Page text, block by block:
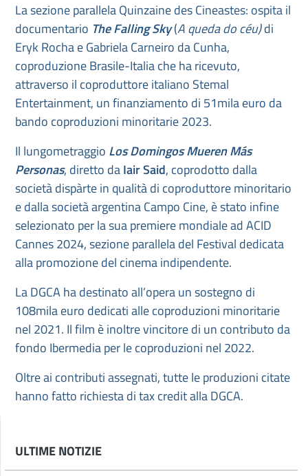
La sezione parallela Quinzaine des Cineastes: ospita il
documentario The Falling Sky(A queda do céu)di
Eryk Rocha e Gabriela Carneiro da Cunha,
coproduzione Brasile-Italia che ha ricevuto,
attraverso il coproduttore italiano Stemal
Entertainment, un finanziamento di 51mila euro da
bando coproduzioni minoritarie 2023.
Il lungometraggio Los Domingos Mueren Más
Personas, diretto daIair Said, coprodotto dalla
società dispàrte in qualità di coproduttore minoritario
e dalla società argentina Campo Cine, è stato infine
selezionato per la sua premiere mondiale ad ACID
Cannes 2024, sezione parallela del Festival dedicata
alla promozione del cinema indipendente.
La DGCA ha destinato all’opera un sostegno di
108mila euro dedicati alle coproduzioni minoritarie
nel 2021. Il film è inoltre vincitore di un contributo da
fondo Ibermedia per le coproduzioni nel 2022.
Oltre ai contributi assegnati, tutte le produzioni citate
hanno fatto richiesta di tax credit alla DGCA.
ULTIME NOTIZIE